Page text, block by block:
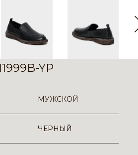
YP
МУЖСКОЙ
ЧЕРНЫЙ